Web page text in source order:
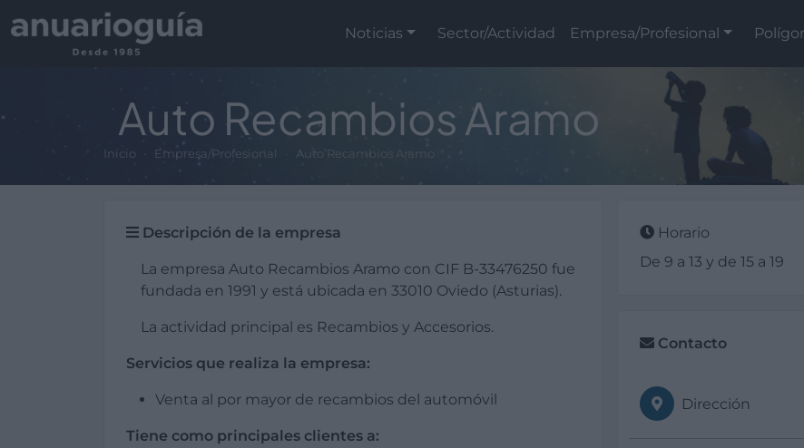
Noticias Sector/Actividad Empresa/Profesional
Auto Recambios Aramo
Inicio Empresa/Profesional Auto Recambios Aramo
Descripción de la empresa
La empresa Auto Recambios Aramo con CIF B-33476250 fue
fundada en 1991 y está ubicada en 33010 Oviedo (Asturias).
La actividad principal es Recambios y Accesorios.
Servicios que realiza la empresa:
Venta al por mayor de recambios del automóvil
Tiene como principales clientes a:
Horario
De 9 a 13 y de 15 a 19
Contacto
Dirección